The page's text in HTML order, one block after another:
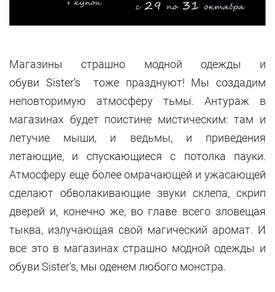
Магазины страшно модной одежды и
обуви Sister’s тоже празднуют! Мы создадим
неповторимую атмосферу тьмы. Антураж в
магазинах будет поистине мистическим: там и
летучие мыши, и ведьмы, и приведения
летающие, и спускающиеся с потолка пауки.
Атмосферу еще более омрачающей и ужасающей
сделают обволакивающие звуки склепа, скрип
дверей и, конечно же, во главе всего зловещая
тыква, излучающая свой магический аромат. И
все это в магазинах страшно модной одежды и
обуви Sister's, мы оденем любого монстра.